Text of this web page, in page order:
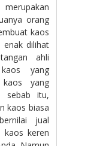
orang
kaos
enak dilihat
ahli
yang
yang
sebab itu,
kaos biasa
jual
kaos keren